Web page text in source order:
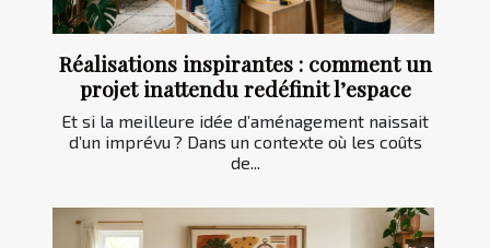
Réalisations inspirantes : comment un
projet inattendu redéfinit l’espace
Et si la meilleure idée d’aménagement naissait
d’un imprévu ? Dans un contexte où les coûts
de...